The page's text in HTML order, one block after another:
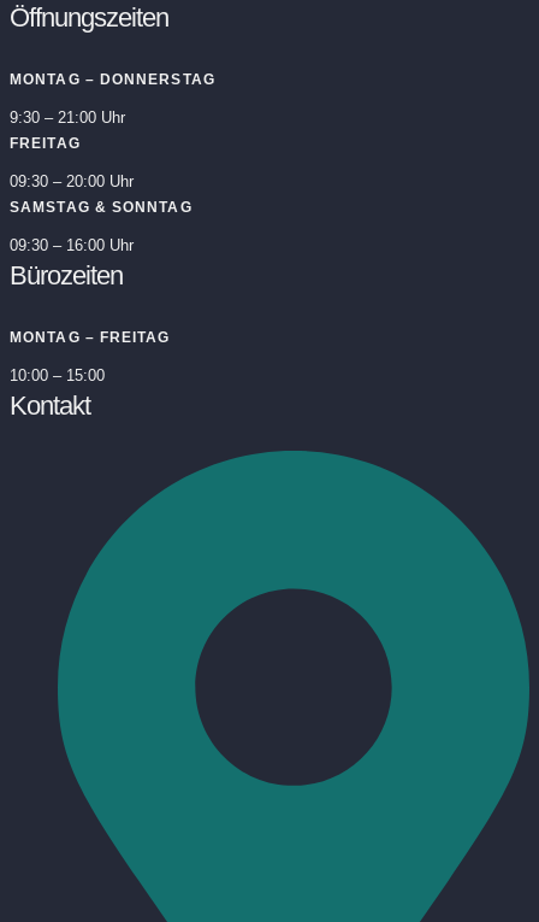
Öffnungszeiten
MONTAG – DONNERSTAG
9:30 – 21:00 Uhr
FREITAG
09:30 – 20:00 Uhr
SAMSTAG & SONNTAG
09:30 – 16:00 Uhr
Bürozeiten
MONTAG – FREITAG
10:00 – 15:00
Kontakt